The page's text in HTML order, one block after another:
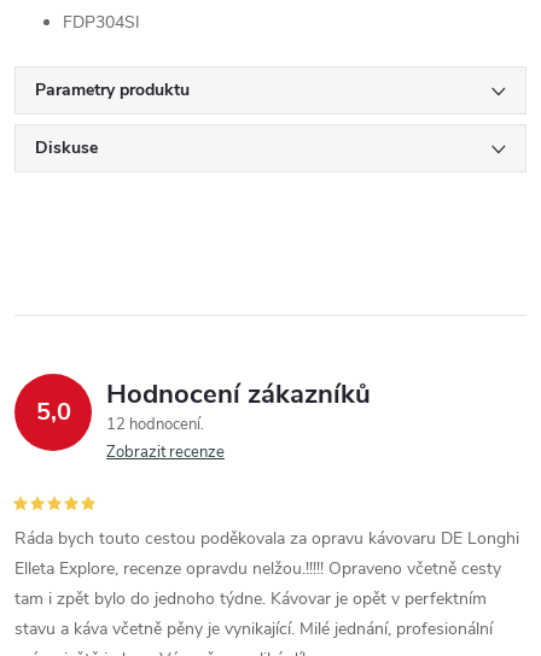
FDP304SI
Parametry produktu
Diskuse
5,0 Hodnocení zákazníků
12 hodnocení
Zobrazit recenze
Ráda bych touto cestou poděkovala za opravu kávovaru DE Longhi
Elleta Explore, recenze opravdu nelžou.!!!!! Opraveno včetně cesty
tam i zpět bylo do jednoho týdne. Kávovar je opět v perfektním
stavu a káva včetně pěny je vynikající. Milé jednání, profesionální